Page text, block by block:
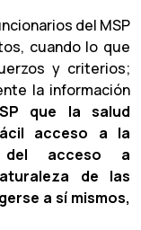
del MSP
cuando lo que
y criterios;
la información
que la salud
acceso a la
del acceso a
de las
a sí mismos,